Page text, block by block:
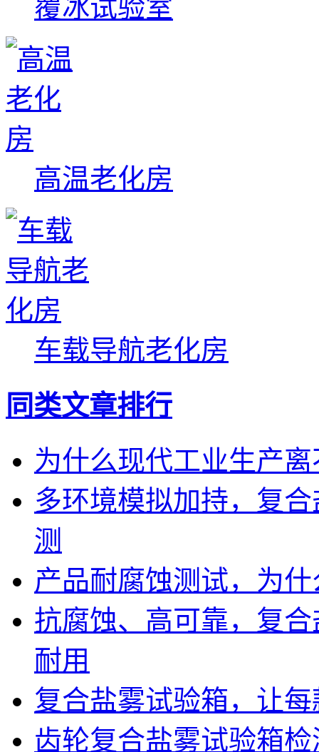
覆冰试验室
高温老化房
车载导航老化房
同类文章排行
为什么现代工业生产
多环境模拟加持，复
测
产品耐腐蚀测试，为
抗腐蚀、高可靠，复
耐用
复合盐雾试验箱，让
齿轮复合盐雾试验箱